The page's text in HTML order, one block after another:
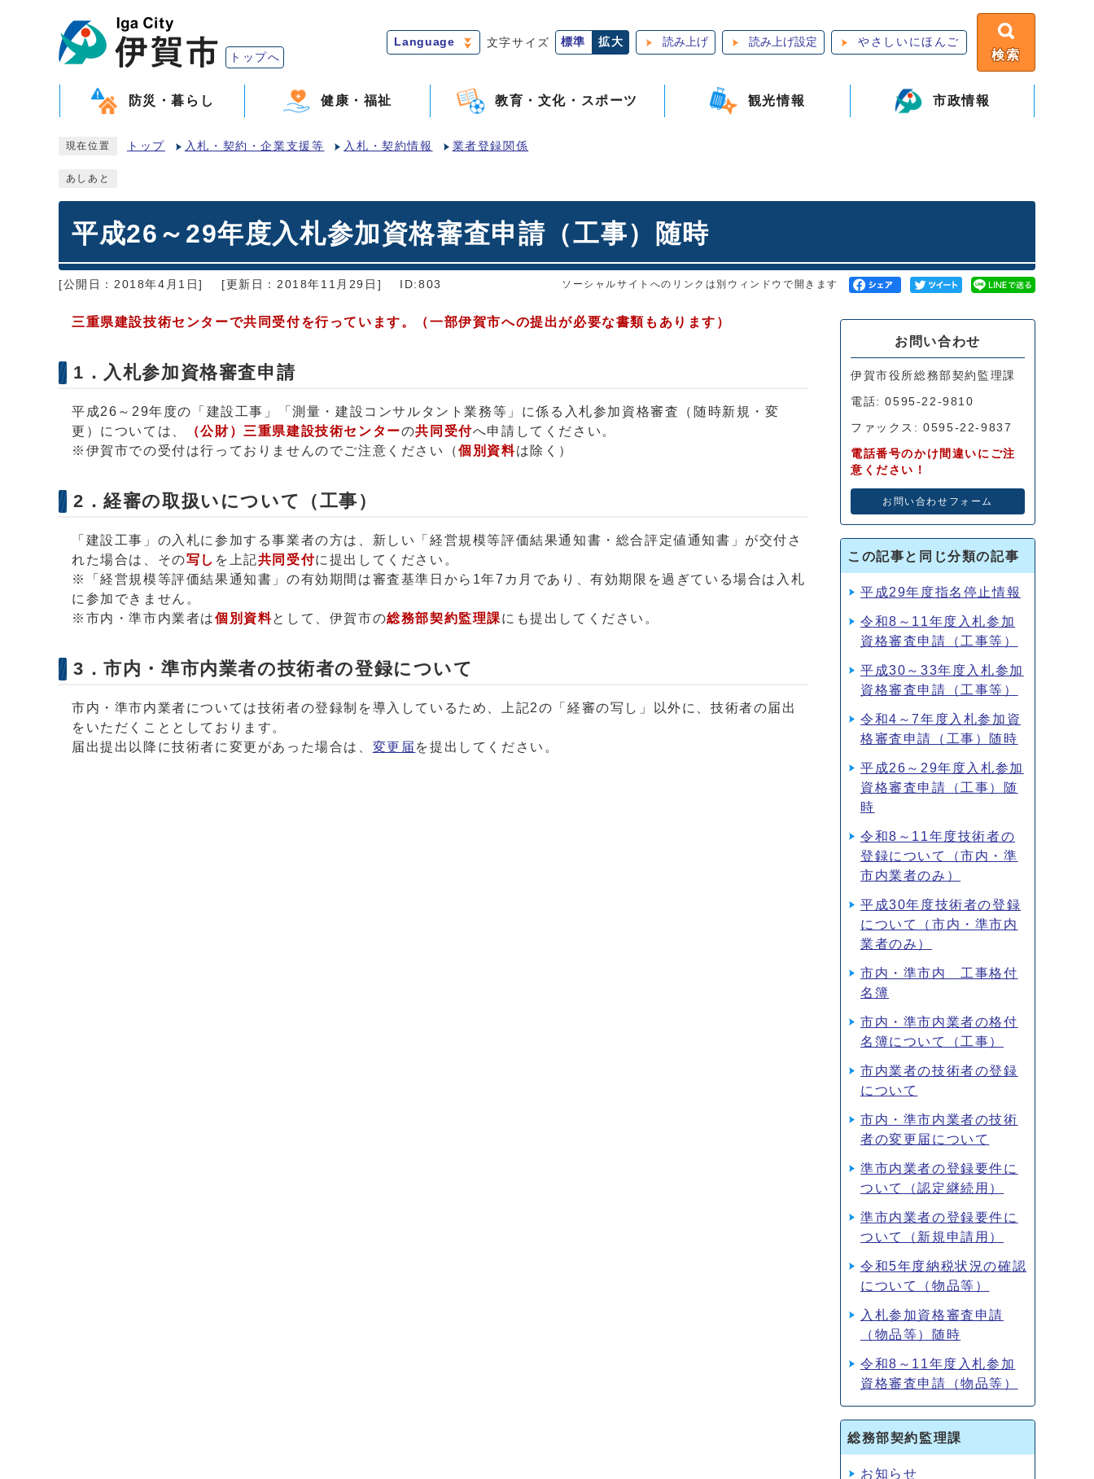
トップへ
Language 文字サイズ 標準 拡大 読み上げ 読み上げ設定 やさしいにほんご
検索
防災・暮らし 健康・福祉 教育・文化・スポーツ 観光情報 市政情報
現在位置 トップ 入札・契約・企業支援等 入札・契約情報 業者登録関係
あしあと
平成26～29年度入札参加資格審査申請（工事）随時
[公開日：2018年4月1日] [更新日：2018年11月29日] ID:803 ソーシャルサイトへのリンクは別ウィンドウで開きます
三重県建設技術センターで共同受付を行っています。（一部伊賀市への提出が必要な書類もあります）
1．入札参加資格審査申請
平成26～29年度の「建設工事」「測量・建設コンサルタント業務等」に係る入札参加資格審査（随時新規・変
更）については、
（公財）三重県建設技術センターの共同受付へ申請してください。
※伊賀市での受付は行っておりませんのでご注意ください（個別資料は除く）
2．経審の取扱いについて（工事）
「建設工事」の入札に参加する事業者の方は、新しい「経営規模等評価結果通知書・総合評定値通知書」が交付さ
れた場合は、その写し を上記共同受付に提出してください。
※「経営規模等評価結果通知書」の有効期間は審査基準日から1年7カ月であり、有効期限を過ぎている場合は入札
に参加できません。
※市内・準市内業者は個別資料として、伊賀市の総務部契約監理課にも提出してください。
3．市内・準市内業者の技術者の登録について
市内・準市内業者については技術者の登録制を導入しているため、上記2の「経審の写し」以外に、技術者の届出
をいただくこととしております。
届出提出以降に技術者に変更があった場合は、 変更届 を提出してください。
お問い合わせ
伊賀市役所総務部契約監理課
電話: 0595-22-9810
ファックス: 0595-22-9837
電話番号のかけ間違いにご注
意ください！
お問い合わせフォーム
この記事と同じ分類の記事
平成29年度指名停止情報
令和8～11年度入札参加
資格審査申請（工事等）
平成30～33年度入札参加
資格審査申請（工事等）
令和4～7年度入札参加資
格審査申請（工事）随時
平成26～29年度入札参加
資格審査申請（工事）随
時
令和8～11年度技術者の
登録について（市内・準
市内業者のみ）
平成30年度技術者の登録
について（市内・準市内
業者のみ）
市内・準市内 工事格付
名簿
市内・準市内業者の格付
名簿について（工事）
市内業者の技術者の登録
について
市内・準市内業者の技術
者の変更届について
準市内業者の登録要件に
ついて（認定継続用）
準市内業者の登録要件に
ついて（新規申請用）
令和5年度納税状況の確認
について（物品等）
入札参加資格審査申請
（物品等）随時
令和8～11年度入札参加
資格審査申請（物品等）
総務部契約監理課
お知らせ